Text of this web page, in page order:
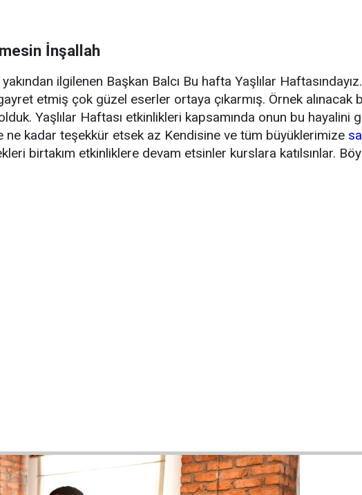
İnşallah
ilgilenen Başkan Balcı Bu hafta Yaşlılar
etmiş çok güzel eserler ortaya çıkarmış. Örnek alınacak
Yaşlılar Haftası etkinlikleri kapsamında onun bu hayalini
ne kadar teşekkür etsek az Kendisine ve tüm büyüklerimize
birtakım etkinliklere devam etsinler kurslara katılsınlar.